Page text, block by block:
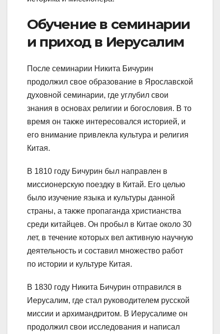
Обучение в семинарии
и приход в Иерусалим
После семинарии Никита Бичурин
продолжил свое образование в Ярославской
духовной семинарии, где углубил свои
знания в основах религии и богословия. В то
время он также интересовался историей, и
его внимание привлекла культура и религия
Китая.
В 1810 году Бичурин был направлен в
миссионерскую поездку в Китай. Его целью
было изучение языка и культуры данной
страны, а также пропаганда христианства
среди китайцев. Он пробыл в Китае около 30
лет, в течение которых вел активную научную
деятельность и составил множество работ
по истории и культуре Китая.
В 1830 году Никита Бичурин отправился в
Иерусалим, где стал руководителем русской
миссии и архимандритом. В Иерусалиме он
продолжил свои исследования и написал